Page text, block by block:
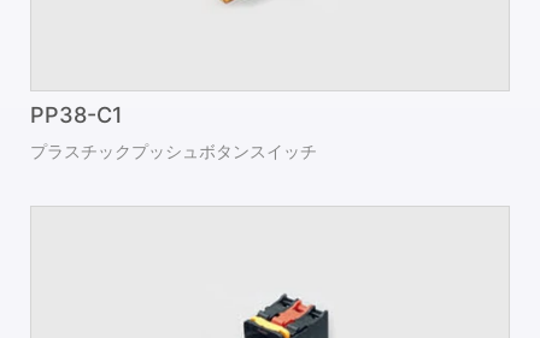
PP38-C1
プラスチックプッシュボタンスイッチ